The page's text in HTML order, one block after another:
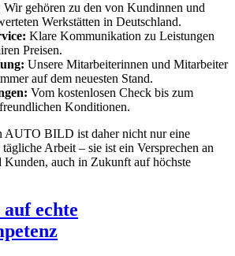
Wir gehören zu den von Kundinnen und
Werkstätten in Deutschland.
Klare Kommunikation zu Leistungen
Preisen.
Unsere Mitarbeiterinnen und Mitarbeiter
auf dem neuesten Stand.
Vom kostenlosen Check bis zum
Konditionen.
AUTO BILD ist daher nicht nur eine
Arbeit – sie ist ein Versprechen an
Kunden, auch in Zukunft auf höchste
echte